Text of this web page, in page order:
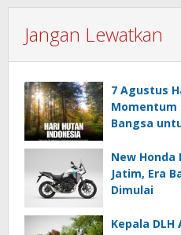
Jangan Lewatkan
7 Agustus
Momentum
Bangsa
New Honda
Jatim, Era
Dimulai
Kepala